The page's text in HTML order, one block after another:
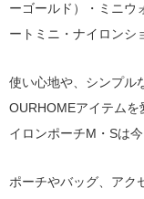
ーゴールド）・ミニウ
ートミニ・ナイロンシ
使い心地や、シンプル
OURHOMEアイテム
イロンポーチM・Sは
ポーチやバッグ、アク